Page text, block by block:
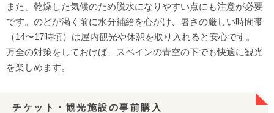
また、乾燥した気候のため脱水になりやすい点にも注意が必要
です。のどが渇く前に水分補給を心がけ、暑さの厳しい時間帯
（14〜17時頃）は屋内観光や休憩を取り入れると安心です。
万全の対策をしておけば、スペインの青空の下でも快適に観光
を楽しめます。
チケット・観光施設の事前購入